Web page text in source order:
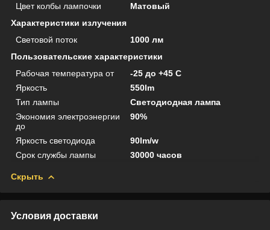
Цвет колбы лампочки
Матовый
Характеристики излучения
Световой поток
1000 лм
Пользовательские характеристики
Рабочая температура от
-25 до +45 С
Яркость
550lm
Тип лампы
Светодиодная лампа
Экономия электроэнергии
до
90%
Яркость светодиода
90lm/w
Срок службы лампы
30000 часов
Скрыть
Условия доставки